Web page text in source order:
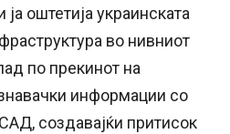
оштетија украинската
во нивниот
по прекинот на
информации со
создавајќи притисок